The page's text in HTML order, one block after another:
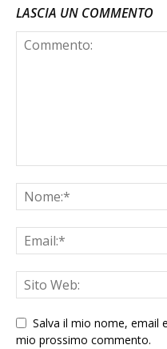
LASCIA UN COMMENTO
Salva il mio nome, email
mio prossimo commento.